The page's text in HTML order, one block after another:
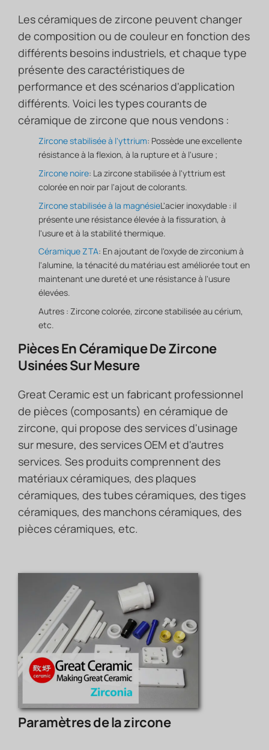
Les céramiques de zircone peuvent changer
de composition ou de couleur en fonction des
différents besoins industriels, et chaque type
présente des caractéristiques de
performance et des scénarios d'application
différents. Voici les types courants de
céramique de zircone que nous vendons :
Zircone stabilisée à l'yttrium: Possède une excellente
résistance à la flexion, à la rupture et à l'usure ;
Zircone noire: La zircone stabilisée à l'yttrium est
colorée en noir par l'ajout de colorants.
Zircone stabilisée à la magnésieL'acier inoxydable : il
présente une résistance élevée à la fissuration, à
l'usure et à la stabilité thermique.
Céramique ZTA: En ajoutant de l'oxyde de zirconium à
l'alumine, la ténacité du matériau est améliorée tout en
maintenant une dureté et une résistance à l'usure
élevées.
Autres : Zircone colorée, zircone stabilisée au cérium,
etc.
Pièces En Céramique De Zircone
Usinées Sur Mesure
Great Ceramic est un fabricant professionnel
de pièces (composants) en céramique de
zircone, qui propose des services d'usinage
sur mesure, des services OEM et d'autres
services. Ses produits comprennent des
matériaux céramiques, des plaques
céramiques, des tubes céramiques, des tiges
céramiques, des manchons céramiques, des
pièces céramiques, etc.
Paramètres de la zircone